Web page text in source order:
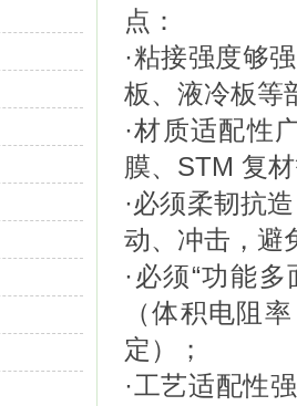
点：
·粘接强度够
板、液冷板等
·材质适配性
膜、STM 复
·必须柔韧抗
动、冲击，避
·必须“功能
（体积电阻
定）；
·工艺适配性